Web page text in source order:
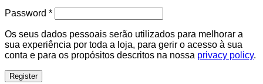
Password *Required
Os seus dados pessoais serão utilizados para melhorar a
sua experiência por toda a loja, para gerir o acesso à sua
conta e para os propósitos descritos na nossa privacy policy.
Register